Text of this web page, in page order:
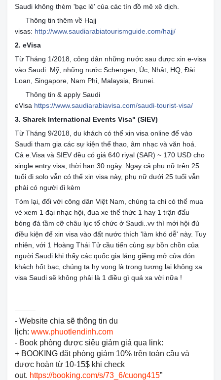
Saudi không thèm 'bạc lẻ' của các tín đồ mê xê dịch.
Thông tin thêm về Hajj
visas: http://www.saudiarabiatourismguide.com/hajj/
2. eVisa
Từ Tháng 1/2018, công dân những nước sau được xin e-visa
vào Saudi: Mỹ, những nước Schengen, Úc, Nhật, HQ, Đài
Loan, Singapore, Nam Phi, Malaysia, Brunei.
Thông tin & apply Saudi
eVisa https://www.saudiarabiavisa.com/saudi-tourist-visa/
3. Sharek International Events Visa" (SIEV)
Từ Tháng 9/2018, du khách có thể xin visa online để vào
Saudi tham gia các sự kiện thể thao, âm nhạc và văn hoá.
Cả e.Visa và SIEV đều có giá 640 riyal (SAR) ~ 170 USD cho
single entry visa, thời hạn 30 ngày. Ngay cả phụ nữ trên 25
tuổi đi solo vẫn có thể xin visa này, phụ nữ dưới 25 tuổi vẫn
phải có người đi kèm
Tóm lại, đối với công dân Việt Nam, chúng ta chỉ có thể mua
vé xem 1 đại nhạc hội, đua xe thể thức 1 hay 1 trận đấu
bóng đá tầm cỡ châu lục tổ chức ở Saudi..vv thì mới hội đủ
điều kiện để xin visa vào đất nước thích 'làm khó dễ' này. Tuy
nhiên, với 1 Hoàng Thái Tử cầu tiến cùng sự bồn chồn của
người Saudi khi thấy các quốc gia láng giềng mở cửa đón
khách hốt bạc, chúng ta hy vọng là trong tương lai không xa
visa Saudi sẽ không phải là 1 điều gì quá xa vời nữa !
———
- Website chia sẽ thông tin du
lịch: www.phuotlendinh.com
- Book phòng được siêu giảm giá qua link:
+ BOOKING đặt phòng giảm 10% trên toàn cầu và
được hoàn từ 10-15$ khi check
out. https://booking.com/s/73_6/cuong415”